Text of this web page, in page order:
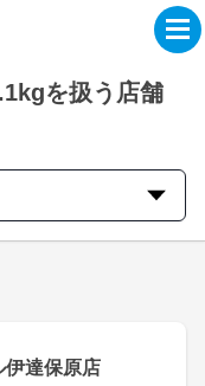
を扱う店舗
伊達保原店